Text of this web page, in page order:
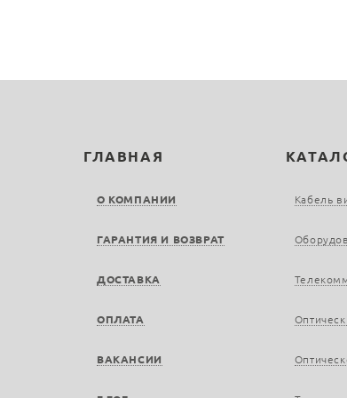
ГЛАВНАЯ
О КОМПАНИИ
ГАРАНТИЯ И ВОЗВРАТ
ДОСТАВКА
ОПЛАТА
ВАКАНСИИ
Кабель